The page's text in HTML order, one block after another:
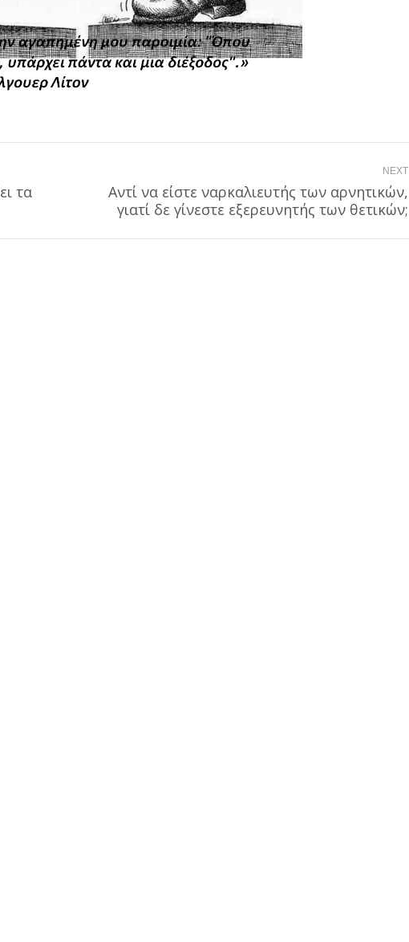
τα
NEXT
Next
post:
Αντί να είστε ναρκαλιευτής των αρνητικών,
γιατί δε γίνεστε εξερευνητής των θετικών;